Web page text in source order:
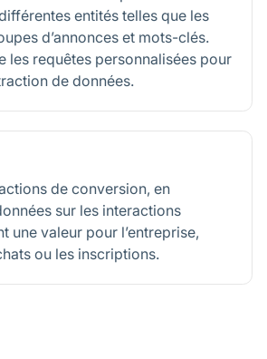
entités telles que les
d’annonces et mots-clés.
les requêtes personnalisées pour
de données.
de conversion, en
sur les interactions
une valeur pour l’entreprise,
ou les inscriptions.